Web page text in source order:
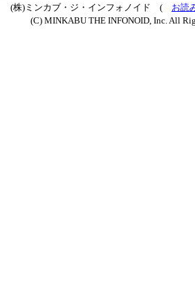
(株)ミンカブ・ジ・インフォノイド ( お読
(C) MINKABU THE INFONOID, Inc. All